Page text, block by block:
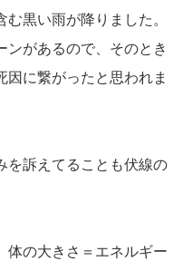
黒い雨が降りました。
ンがあるので、そのとき
に繋がったと思われま
を訴えてることも伏線の
体の大きさ＝エネルギー